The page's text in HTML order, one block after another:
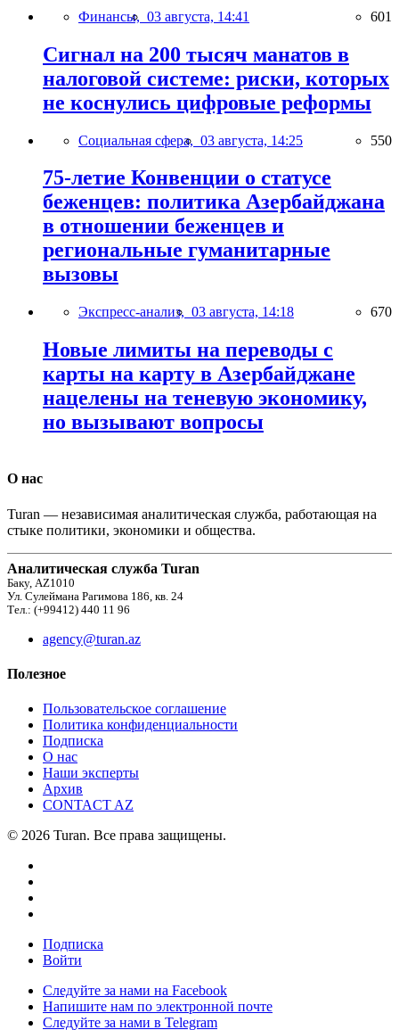
Финансы, 03 августа, 14:41 601
Сигнал на 200 тысяч манатов в
налоговой системе: риски, которых
не коснулись цифровые реформы
Социальная сфера, 03 августа, 14:25 550
75-летие Конвенции о статусе
беженцев: политика Азербайджана
в отношении беженцев и
региональные гуманитарные
вызовы
Экспресс-анализ, 03 августа, 14:18 670
Новые лимиты на переводы с
карты на карту в Азербайджане
нацелены на теневую экономику,
но вызывают вопросы
О нас
Turan — независимая аналитическая служба, работающая на
стыке политики, экономики и общества.
Аналитическая служба Turan
Баку, AZ1010
Ул. Сулеймана Рагимова 186, кв. 24
Тел.: (+99412) 440 11 96
agency@turan.az
Полезное
Пользовательское соглашение
Политика конфиденциальности
Подписка
О нас
Наши эксперты
Архив
CONTACT AZ
© 2026 Turan. Все права защищены.
Подписка
Войти
Следуйте за нами на Facebook
Напишите нам по электронной почте
Следуйте за нами в Telegram